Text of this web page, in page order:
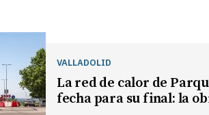
VALLADOLID
La red de calor de
fecha para su final: la